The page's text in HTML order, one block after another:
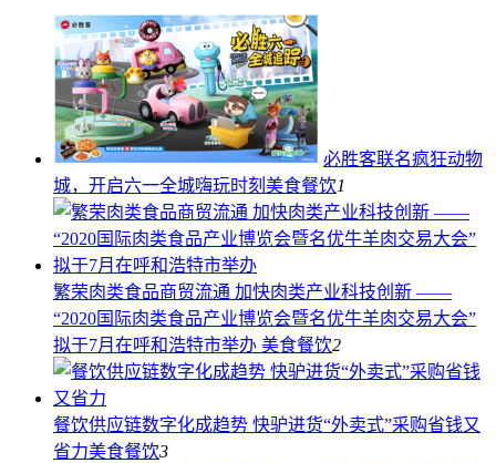
必胜客联名疯狂动物
城，开启六一全城嗨玩时刻 美食餐饮1
繁荣肉类食品商贸流通 加快肉类产业科技创新 ——
“2020国际肉类食品产业博览会暨名优牛羊肉交易大会”
拟于7月在呼和浩特市举办 美食餐饮2
餐饮供应链数字化成趋势 快驴进货“外卖式”采购省钱又
省力美食餐饮3